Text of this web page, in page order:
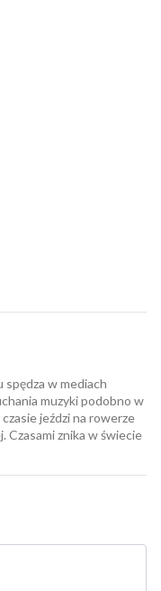
spędza w mediach
muzyki podobno w
jeździ na rowerze
Czasami znika w świecie